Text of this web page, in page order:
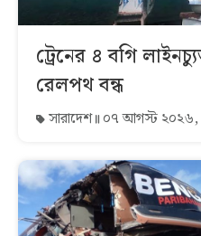
ট্রেনের ৪ বগি
রেলপথ বন্ধ
সারাদেশ ০৭ আগস্ট